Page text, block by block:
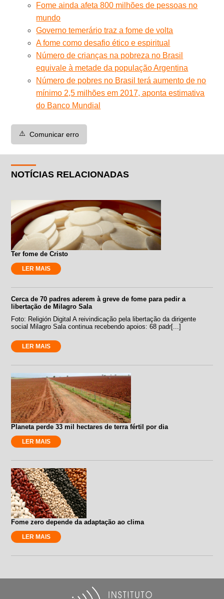
Fome ainda afeta 800 milhões de pessoas no
mundo
Governo temerário traz a fome de volta
A fome como desafio ético e espiritual
Número de crianças na pobreza no Brasil
equivale à metade da população Argentina
Número de pobres no Brasil terá aumento de no
mínimo 2,5 milhões em 2017, aponta estimativa
do Banco Mundial
⚠️ Comunicar erro
NOTÍCIAS RELACIONADAS
Ter fome de Cristo
LER MAIS
Cerca de 70 padres aderem à greve de fome para pedir a
libertação de Milagro Sala
Foto: Religión Digital A reivindicação pela libertação da dirigente
social Milagro Sala continua recebendo apoios: 68 padr[...]
LER MAIS
Planeta perde 33 mil hectares de terra fértil por dia
LER MAIS
Fome zero depende da adaptação ao clima
LER MAIS